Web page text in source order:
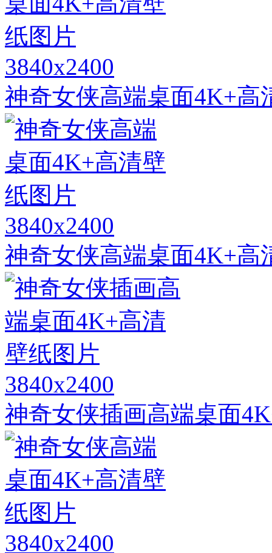
3840x2400
神奇女侠高端桌面4K+高
3840x2400
神奇女侠高端桌面4K+高
3840x2400
神奇女侠插画高端桌面
3840x2400